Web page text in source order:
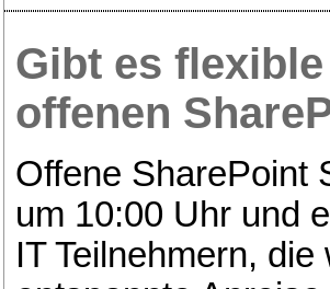
Gibt es
offenen
Offene SharePoint
um 10:00 Uhr und
IT Teilnehmern,